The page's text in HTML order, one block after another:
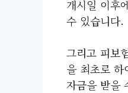
개시일 이후
수 있습니다.
그리고 피보
을 최초로 하
자금을 받을